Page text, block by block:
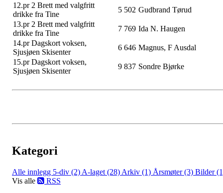
12.pr 2 Brett med valgfritt
drikke fra Tine
5 502 Gudbrand Tørud
13.pr 2 Brett med valgfritt
drikke fra Tine
7 769 Ida N. Haugen
14.pr Dagskort voksen,
Sjusjøen Skisenter
6 646 Magnus, F Ausdal
15.pr Dagskort voksen,
Sjusjøen Skisenter
9 837 Sondre Bjørke
Kategori
Alle innlegg 5-div (2) A-laget (28) Arkiv (1) Årsmøter (3) Bilder
Vis alle
RSS